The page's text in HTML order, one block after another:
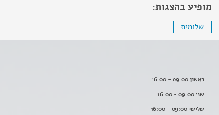
מופיע בהצגות:
שלומית
ראשון 09:00 - 16:00
שני 09:00 - 16:00
שלישי 09:00 - 16:00